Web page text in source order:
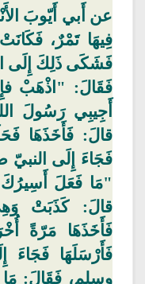
عن أَبي أَيّوبَ
فِيهَا تَمْرٌ،
فَشَكَى ذَلِكَ إِلَى
فَقَالَ: "اذْهَبْ
أَجِيبِي رَسُولَ
قالَ: فَأَخَذَهَا
فَجَاءَ إِلَى
"مَا فَعَلَ
قالَ: كَذَبَتْ
فَأَخَذَهَا مَرّةً
فَأَرْسَلَهَا فَجَاءَ
وسلم، فَقَالَ: